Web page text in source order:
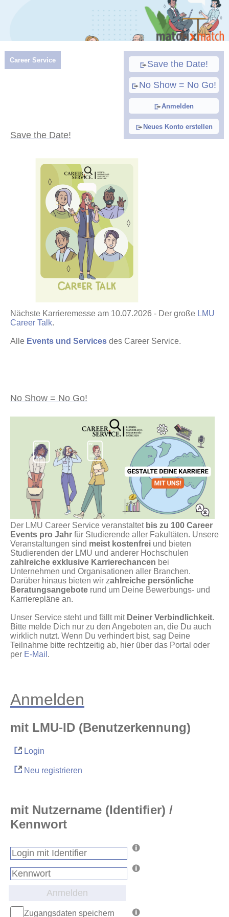
Save the Date!
No Show = No Go!
Anmelden
Neues Konto erstellen
Career Service
Save the Date!
Nächste Karrieremesse am 10.07.2026 - Der große LMU
Career Talk.
Alle Events und Services des Career Service.
No Show = No Go!
Der LMU Career Service veranstaltet bis zu 100 Career
Events pro Jahr für Studierende aller Fakultäten. Unsere
Veranstaltungen sind meist kostenfrei und bieten
Studierenden der LMU und anderer Hochschulen
zahlreiche exklusive Karrierechancen bei
Unternehmen und Organisationen aller Branchen.
Darüber hinaus bieten wir zahlreiche persönliche
Beratungsangebote rund um Deine Bewerbungs- und
Karrierepläne an.
Unser Service steht und fällt mit Deiner Verbindlichkeit.
Bitte melde Dich nur zu den Angeboten an, die Du auch
wirklich nutzt. Wenn Du verhindert bist, sag Deine
Teilnahme bitte rechtzeitig ab, hier über das Portal oder
per E-Mail .
Anmelden
mit LMU-ID (Benutzerkennung)
Login
Neu registrieren
mit Nutzername (Identifier) /
Kennwort
Anmelden
Zugangsdaten speichern